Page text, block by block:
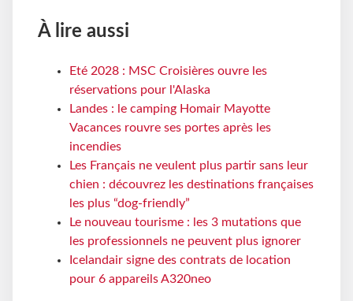
À lire aussi
Eté 2028 : MSC Croisières ouvre les
réservations pour l'Alaska
Landes : le camping Homair Mayotte
Vacances rouvre ses portes après les
incendies
Les Français ne veulent plus partir sans leur
chien : découvrez les destinations françaises
les plus “dog-friendly”
Le nouveau tourisme : les 3 mutations que
les professionnels ne peuvent plus ignorer
Icelandair signe des contrats de location
pour 6 appareils A320neo